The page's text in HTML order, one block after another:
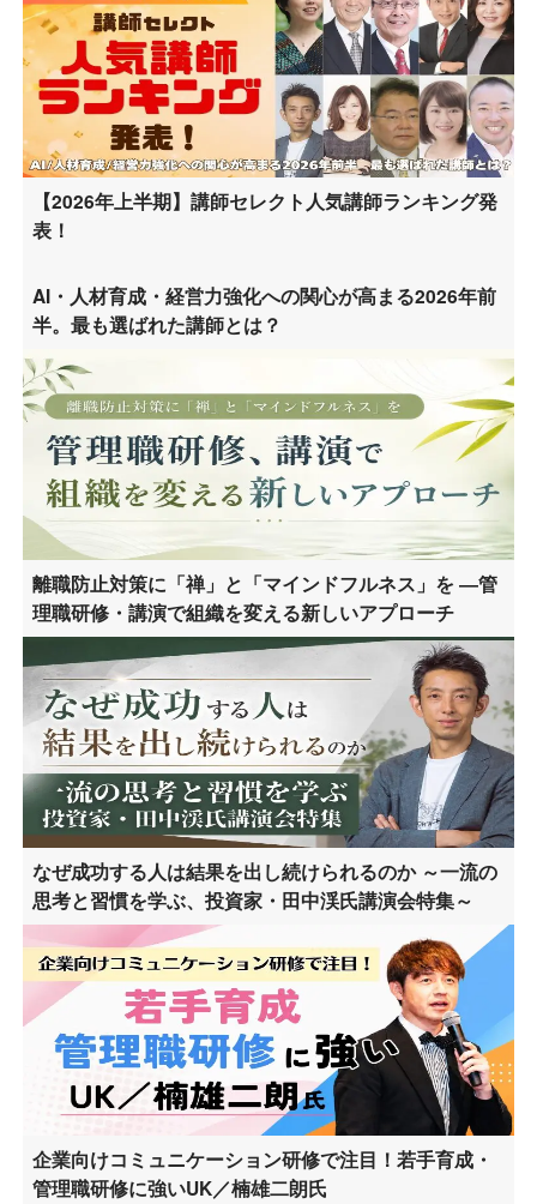
【2026年上半期】講師セレクト人気講師ランキング発
表！
AI・人材育成・経営力強化への関心が高まる2026年前
半。最も選ばれた講師とは？
離職防止対策に「禅」と「マインドフルネス」を ―管
理職研修・講演で組織を変える新しいアプローチ
なぜ成功する人は結果を出し続けられるのか ～一流の
思考と習慣を学ぶ、投資家・田中渓氏講演会特集～
企業向けコミュニケーション研修で注目！若手育成・
管理職研修に強いUK／楠雄二朗氏